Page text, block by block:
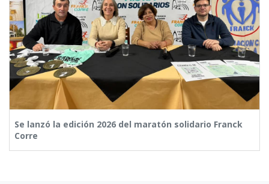
Se lanzó la edición 2026 del maratón solidario Franck
Corre